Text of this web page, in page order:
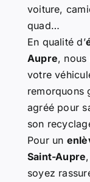
voiture,
quad…
En qualité d’
Aupre, nous
votre
remorquons
agréé pour
son
Pour un
Saint-Aupre,
soyez